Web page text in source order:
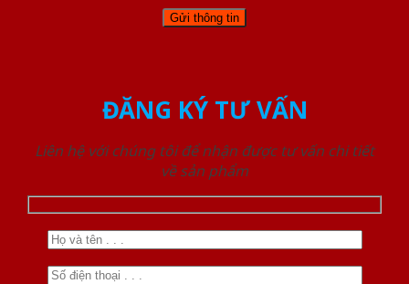
ĐĂNG KÝ TƯ VẤN
Liên hệ với chúng tôi để nhận được tư vấn chi tiết
về sản phẩm